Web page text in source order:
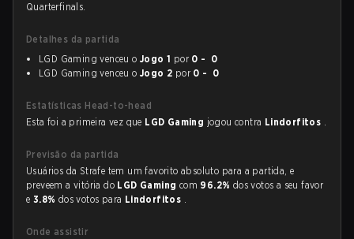
Quarterfinals.
Detalhes da partida
LGD Gaming venceu o Jogo 1 por 0 - 0
LGD Gaming venceu o Jogo 2 por 0 - 0
Estatísticas Head-to-head
Esta foi a primeira vez que LGD Gaming jogou contra Lindorfitos .
Previsão da partida
Usuários da Strafe tem um favorito absoluto para a partida, e
preveem a vitória do LGD Gaming com 96.2% dos votos a seu favor
e 3.8% dos votos para Lindorfitos .
Onde assistir